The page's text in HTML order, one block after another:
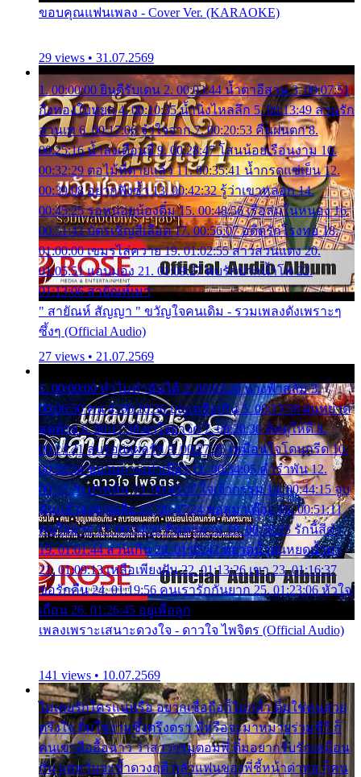
ขอบคุณแฟนเพลง - Cover Ver. (KARAOKE)
29 views • 31.07.2569
1. 00:00:00 ยินดีรับเดน 2. 00:03:44 น้ำตาอีสาน 3. 00:07:51
กิ่งทองใบหยก 4. 00:10:35 น้ำนิ่งไหลลึก 5. 00:13:49 ลานรัก
ลานเท 6. 00:17:06 จำใจจาก 7. 00:20:53 คืนฝนตก 8.
00:25:16 น้ำลงเดือนยี่ 9. 00:28:47 โสนน้อยเรือนงาม 10.
00:32:29 ตอไม้ที่ตายแล้ว 11. 00:35:41 น้ำกรดแช่เย็น 12.
00:39:08 อยากฟังซ้ำ 13. 00:42:32 รู้ว่าเขาหลอก 14.
00:45:25 รอหน่อยน้องติ๋ม 15. 00:48:56 เรือล่มในหนอง 16.
00:51:43 บัตรเชิญสีเลือด 17. 00:56:07 อดีตรักโรงทอ 18.
01:00:00 เขมรไล่ควาย 19. 01:02:55 สาวสวนแตง 20.
01:05:51 แอบมอง 21. 01:09:27 พบรักปากน้ำโพ 22.
01:13:06 สายัณห์เมา
" สายัณห์ สัญญา " ขวัญใจคนเดิม - รวมเพลงดังเพราะๆ
ซึ้งๆ (Official Audio)
27 views • 21.07.2569
1. 00:00:00 ทำไมทำฉันได้ 2. 00:03:20 นางฟ้าสลัม 3.
00:06:50 คน 4. 00:10:36 บุญเหลือเกิน 5. 00:13:58 ฝนหยาด
สุดท้าย 6. 00:17:30 ยาใจยาจก 7. 00:20:30 คิดดูให้ดี 8.
00:24:21 ลบรอยแผลรัก 9. 00:27:35 เหมือนใจโดนกรีด 10.
00:30:54 ขบวนการเปาเปียว 11. 00:34:05 คำรำพัน 12.
00:37:20 ปาหนัน 13. 00:40:37 ใจเจ้ากรรม 14. 00:44:15 จูบ
ฉันแล้วจงตายเสีย 15. 00:47:24 ขอสูมาเต๊อะ 16. 00:51:11
คนใจมาร 17. 00:54:50 คืนทรมาน 18. 00:58:25 รักนี้สีดำ
19. 01:01:44 ส่วนเกิน 20. 01:05:42 หยาดน้ำฝนหยดน้ำตา
21. 01:09:13 เหลือเพียงฝัน 22. 01:13:26 เขา 23. 01:16:37
ขอรักคืน 24. 01:19:56 คนเรารักกันยาก 25. 01:23:06 หัวใจ
เถื่อน 26. 01:26:45 อยู่เพื่อลูก
เพลงเพราะเสนาะดวงใจ - ดาวใจ ไพจิตร (Official Audio)
141 views • 10.07.2569
ไม่เคยรักใครแน่หรือ อยากเชื่อถือก็ไม่กล้า ติ๋มใช่คนสวย
ตรึงใจ ติ๋มใช่งามซึ้งตรึงตรา พี่หรือจะมาหมายร่วมชีวี ก็
คนเขาลืออื้อฉาว ว่าสาวๆรุมตอมพี่ ติ๋มอยากรับรักเหมือน
กัน แต่หวั่นจะช้ำดวงฤดี กลัวแฟนของพี่ชี้หน้าด่าทอ ก็คน